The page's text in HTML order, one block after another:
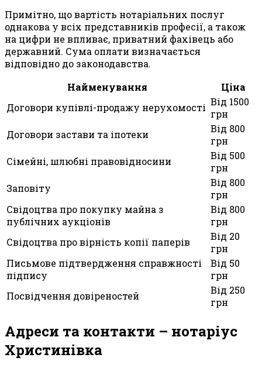
Примітно, що вартість нотаріальних послуг
однакова у всіх представників професії, а також
на цифри не впливає, приватний фахівець або
державний. Сума оплати визначається
відповідно до законодавства.
Найменування
Ціна
Договори купівлі-продажу нерухомості Від 1500
грн
Договори застави та іпотеки
Від 800
грн
Сімейні, шлюбні правовідносини
Від 500
грн
Заповіту
Від 800
грн
Свідоцтва про покупку майна з
публічних аукціонів
Від 800
грн
Свідоцтва про вірність копії паперів
Від 20
грн
Письмове підтвердження справжності
підпису
Від 50
грн
Посвідчення довіреностей
Від 250
грн
Адреси та контакти – нотаріус
Христинівка